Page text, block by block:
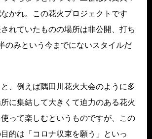
かれ。この花火プロジェクトです
れていたものの場所は非公開、打ち
のみという今までにないスタイルだ
、例えば隅田川花火大会のように多
に集結して大きくて迫力のある花火
って楽しむというものですが、この
的は「コロナ収束を願う」といっ